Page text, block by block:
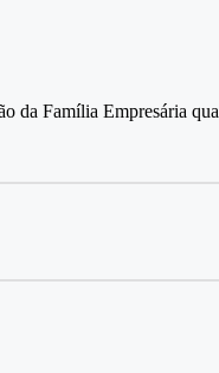
da Família Empresária